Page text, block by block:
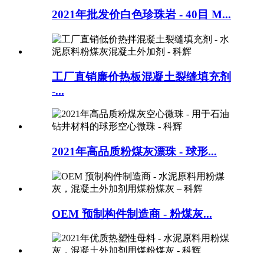
2021年批发价白色珍珠岩 - 40目 M...
工厂直销廉价热板混凝土裂缝填充剂
-...
2021年高品质粉煤灰漂珠 - 球形...
OEM 预制构件制造商 - 粉煤灰...